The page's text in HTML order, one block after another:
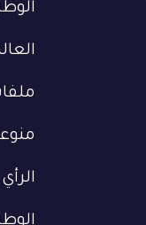
الرأي